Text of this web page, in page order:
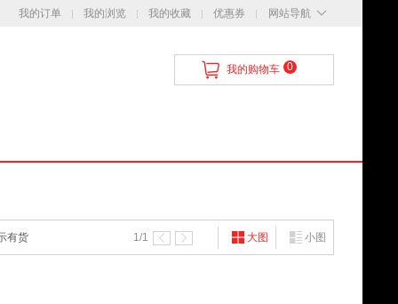
我的订单 我的浏览 我的收藏 优惠券 网站导航
我的购物车 0
有货 1/1 大图 小图